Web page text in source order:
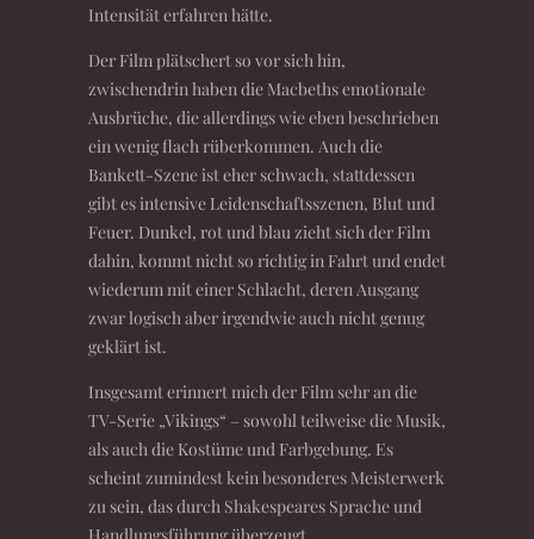
Intensität erfahren hätte.
Der Film plätschert so vor sich hin,
zwischendrin haben die Macbeths emotionale
Ausbrüche, die allerdings wie eben beschrieben
ein wenig flach rüberkommen. Auch die
Bankett-Szene ist eher schwach, stattdessen
gibt es intensive Leidenschaftsszenen, Blut und
Feuer. Dunkel, rot und blau zieht sich der Film
dahin, kommt nicht so richtig in Fahrt und endet
wiederum mit einer Schlacht, deren Ausgang
zwar logisch aber irgendwie auch nicht genug
geklärt ist.
Insgesamt erinnert mich der Film sehr an die
TV-Serie „Vikings“ – sowohl teilweise die Musik,
als auch die Kostüme und Farbgebung. Es
scheint zumindest kein besonderes Meisterwerk
zu sein, das durch Shakespeares Sprache und